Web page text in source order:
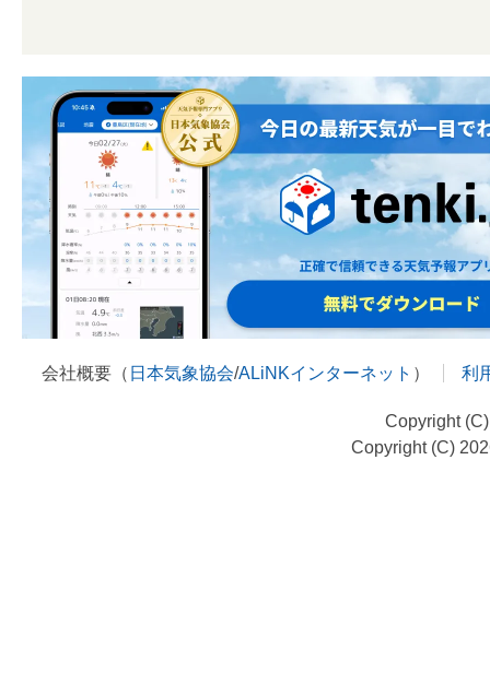
会社概要（ 日本気象協会/ALiNKインターネット ） 利
Copyright
Copyright (C)